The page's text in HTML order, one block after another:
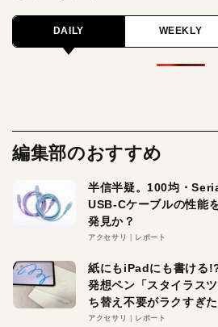
DAILY WEEKLY
編集部のおすすめ
半信半疑。100均・
USB-Cケーブルの性能
発見か？
アクセサリ レポート
紙にもiPadにも書ける
発想ペン「スタイラス
ち替え不要がラクすぎた
アクセサリ レポート